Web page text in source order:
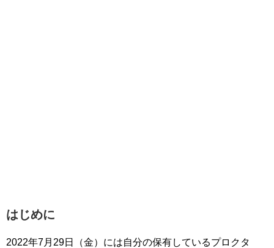
はじめに
2022年7月29日（金）には自分の保有しているプロクタ